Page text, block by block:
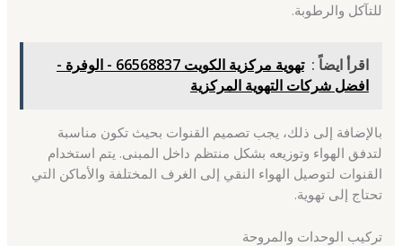
للتآكل والرطوبة.
اقرأ ايضاً :
تهوية مركزية الكويت 66568837 - الوفرة -
افضل شركات التهوية المركزية
بالإضافة إلى ذلك، يجب تصميم القنوات بحيث تكون مناسبة
لتدفق الهواء وتوزيعه بشكل منتظم داخل المبنى. يتم استخدام
القنوات لتوصيل الهواء النقي إلى الغرف المختلفة والأماكن التي
تحتاج إلى تهوية.
تركيب الوحدات والمروحة